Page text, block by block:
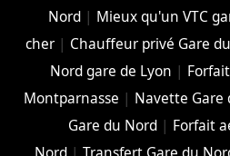
Nord| Mieux qu'un VTC
cher| Chauffeur privé Gare
Nord gare de Lyon |
Montparnasse | Navette Gare
Gare du Nord| Forfait